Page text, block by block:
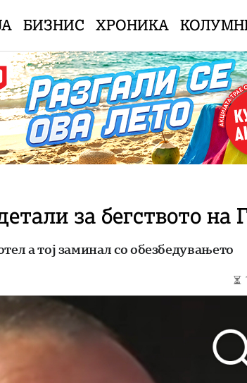
БИЗНИС ХРОНИКА
за бегството
а тој заминал со обезбедувањето